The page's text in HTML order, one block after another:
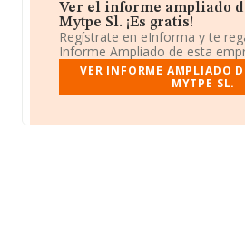
Ver el informe ampliado
Mytpe Sl. ¡Es gratis!
Regístrate en eInforma y te
Informe Ampliado de esta
VER INFORME AMPLIADO
MYTPE SL.